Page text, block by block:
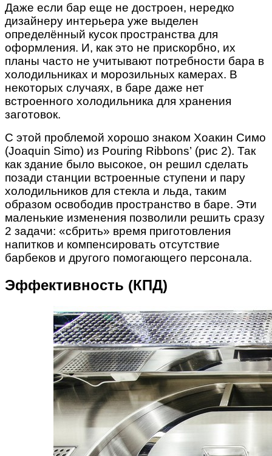
Даже если бар еще не достроен, нередко
дизайнеру интерьера уже выделен
определённый кусок пространства для
оформления. И, как это не прискорбно, их
планы часто не учитывают потребности бара в
холодильниках и морозильных камерах. В
некоторых случаях, в баре даже нет
встроенного холодильника для хранения
заготовок.
С этой проблемой хорошо знаком Хоакин Симо
(Joaquin Simo) из Pouring Ribbons’ (рис 2). Так
как здание было высокое, он решил сделать
позади станции встроенные ступени и пару
холодильников для стекла и льда, таким
образом освободив пространство в баре. Эти
маленькие изменения позволили решить сразу
2 задачи: «сбрить» время приготовления
напитков и компенсировать отсутствие
барбеков и другого помогающего персонала.
Эффективность (КПД)